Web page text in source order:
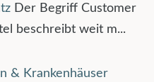
Der Begriff Customer
beschreibt weit m...
& Krankenhäuser